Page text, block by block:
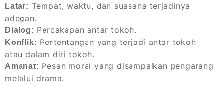
Latar: Tempat, waktu, dan suasana terjadinya
adegan.
Dialog: Percakapan antar tokoh.
Konflik: Pertentangan yang terjadi antar tokoh
atau dalam diri tokoh.
Amanat: Pesan moral yang disampaikan pengarang
melalui drama.